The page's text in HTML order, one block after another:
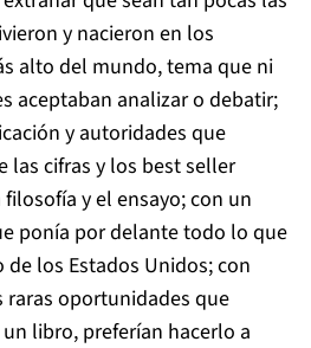
y nacieron en los
alto del mundo, tema que ni
aceptaban analizar o debatir;
y autoridades que
las cifras y los best seller
y el ensayo; con un
ponía por delante todo lo que
los Estados Unidos; con
raras oportunidades que
libro, preferían hacerlo a